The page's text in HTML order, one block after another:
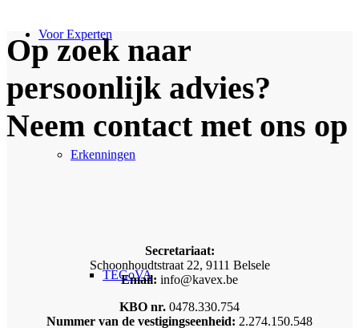
Voor Experten
Erkenningen
TEGoVA
Op zoek naar
persoonlijk advies?
Neem contact met ons op
Secretariaat:
Schoonhoudtstraat 22, 9111 Belsele
Email: info@kavex.be
KBO nr. 0478.330.754
Nummer van de vestigingseenheid: 2.274.150.548